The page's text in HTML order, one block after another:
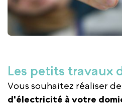
Les petits travaux
Vous souhaitez réaliser
d'électricité à votre